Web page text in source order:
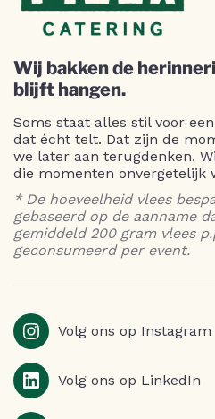
Wij bakken de
blijft hangen.
Soms staat alles stil voor
dat écht telt. Dat zijn de
we later aan terugdenken.
die momenten onvergetelijk
* De hoeveelheid vlees
gebaseerd op de aanname
gemiddeld 200 gram vlees
geconsumeerd per event.
Volg ons op Instagram
Volg ons op LinkedIn